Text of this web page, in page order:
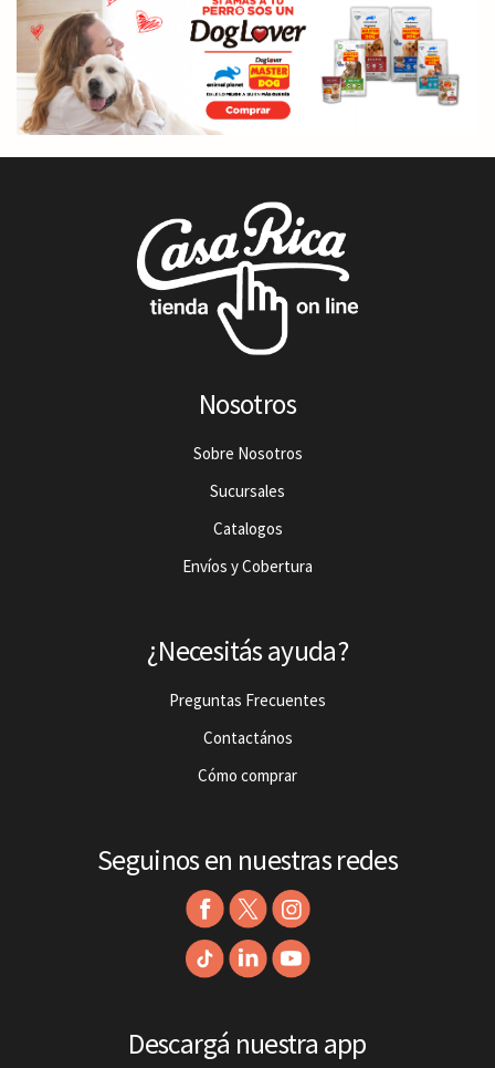
Nosotros
Sobre Nosotros
Sucursales
Catalogos
Envíos y Cobertura
¿Necesitás ayuda?
Preguntas Frecuentes
Contactános
Cómo comprar
Seguinos en nuestras redes
Descargá nuestra app